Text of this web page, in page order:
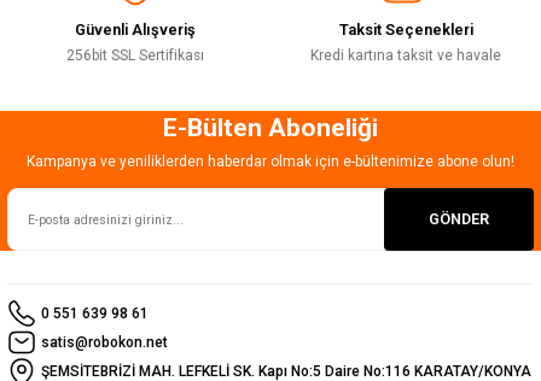
Gönder
Güvenli Alışveriş
256bit SSL Sertifikası
Taksit Seçenekleri
Kredi kartına taksit ve havale
E-Bülten Aboneliği
Kampanya ve yeniliklerden haberdar olmak için e-bültenimize abone olun!
GÖNDER
0 551 639 98 61
satis@robokon.net
ŞEMSİTEBRİZİ MAH. LEFKELİ SK. Kapı No:5 Daire No:116 KARATAY/KONYA